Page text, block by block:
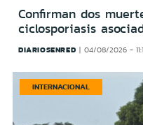
Confirman dos
ciclosporiasis
DIARIOSENRED 04/08/2026 -
INTERNACIONAL